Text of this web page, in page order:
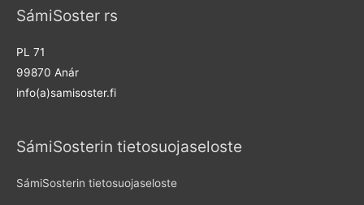
h
o
SámiSoster rs
PL 71
99870 Anár
info(a)samisoster.fi
SámiSosterin tietosuojaseloste
SámiSosterin tietosuojaseloste